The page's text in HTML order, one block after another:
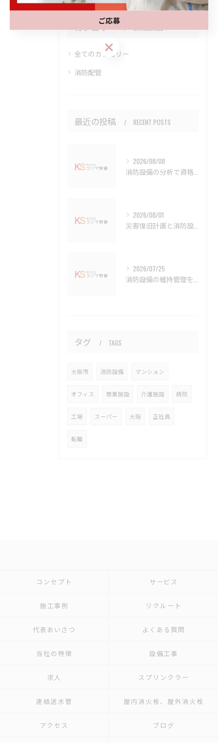
カテゴリー CATEGORIES
全てのカテゴリー
消防配管
最近の投稿 RECENT POSTS
2026/08/08
2026/08/01
2026/07/25
タグ TAGS
大阪市 消防設備 マンション
オフィス 商業施設 介護施設 病院
工場 スーパー 大阪 正社員
転職
コンセプト サービス
施工事例 リクルート
代表あいさつ よくある質問
当社の特徴 設備工事
求人 スプリンクラー
連結送水管 屋内消火栓、屋外消火栓
アクセス ブログ
ご応募
ご応募